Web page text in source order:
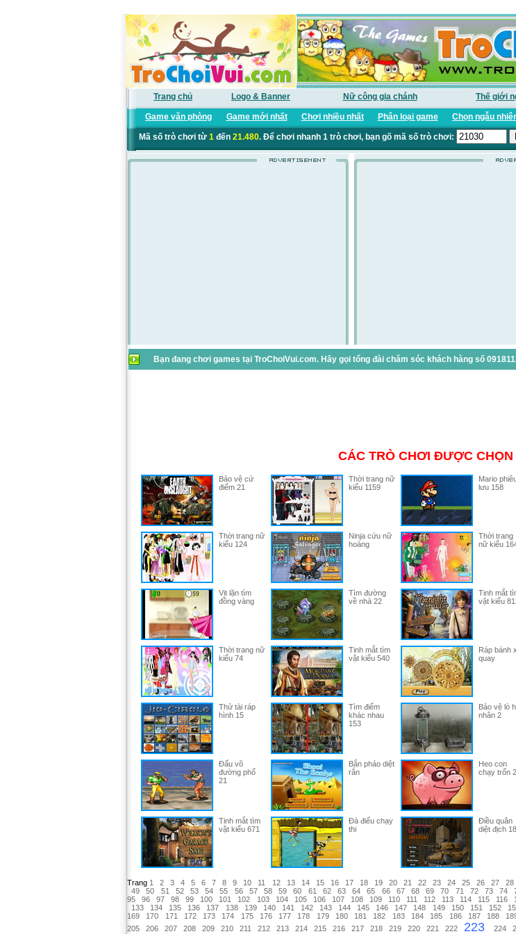
Trang chủ Logo & Banner Nữ công gia chánh Thế giới
Game văn phòng
Game mới nhất Chơi nhiều nhất Phân loại game Chọn ngẫu
Mã số trò chơi từ 1đến 21.480. Để chơi nhanh 1 trò chơi, bạn gõ mã số trò chơi:
Bạn đang chơi games tại TroChoiVui.com. Hãy gọi tổng đài chăm sóc khách hàng số
CÁC TRÒ CHƠI ĐƯỢC CHỌN
Bảo vệ cứ
điểm 21
Thời trang nữ
kiểu 1159
Mario
lưu 158
Thời trang nữ
kiểu 124
Ninja cứu nữ
hoàng
Thời trang
nữ kiểu
Vịt lặn tìm
đồng vàng
Tìm đường
về nhà 22
Tinh mắt
vật kiểu
Thời trang nữ
kiểu 74
Tinh mắt tìm
vật kiểu 540
Ráp bánh
quay
Thử tài ráp
hình 15
Tìm điểm
khác nhau
153
Bảo vệ lò
nhân 2
Đấu võ
đường phố
21
Bắn pháo diệt
rắn
Heo con
chạy trốn 2
Tinh mắt tìm
vật kiểu 671
Đà điểu chạy
thi
Điều quân
diệt địch 18
Trang 1 2 3 4 5 6 7 8 9 10 11 12 13 14 15 16 17 18 19 20 21 22 23 24 25 26 27 28
49
50 51 52 53 54 55 56 57 58 59 60 61 62 63 64 65 66 67 68 69 70 71 72 73 74
95
96 97 98 99 100 101 102 103 104 105 106 107 108 109 110 111 112 113 114 115 116
133
134 135 136 137 138 139 140 141 142 143 144 145 146 147 148 149 150 151 152
169
170 171 172 173 174 175 176 177 178 179 180 181 182 183 184 185 186 187 188
205
206 207 208 209 210 211 212 213 214 215 216 217 218 219 220 221 222 223 224